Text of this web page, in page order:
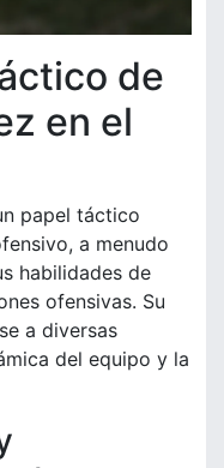
de
en el
papel táctico
a menudo
habilidades de
ofensivas. Su
a diversas
del equipo y la